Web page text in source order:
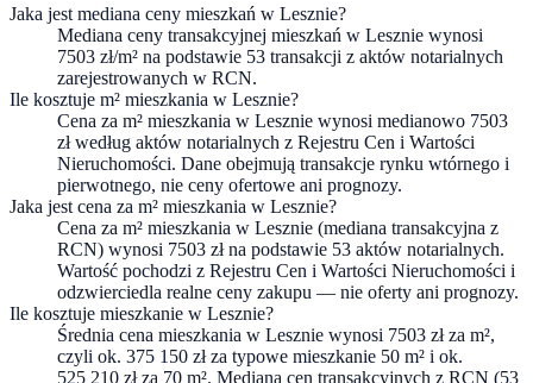
Jaka jest mediana ceny mieszkań w Lesznie?
Mediana ceny transakcyjnej mieszkań w Lesznie wynosi
7503 zł/m² na podstawie 53 transakcji z aktów notarialnych
zarejestrowanych w RCN.
Ile kosztuje m² mieszkania w Lesznie?
Cena za m² mieszkania w Lesznie wynosi medianowo 7503
zł według aktów notarialnych z Rejestru Cen i Wartości
Nieruchomości. Dane obejmują transakcje rynku wtórnego i
pierwotnego, nie ceny ofertowe ani prognozy.
Jaka jest cena za m² mieszkania w Lesznie?
Cena za m² mieszkania w Lesznie (mediana transakcyjna z
RCN) wynosi 7503 zł na podstawie 53 aktów notarialnych.
Wartość pochodzi z Rejestru Cen i Wartości Nieruchomości i
odzwierciedla realne ceny zakupu — nie oferty ani prognozy.
Ile kosztuje mieszkanie w Lesznie?
Średnia cena mieszkania w Lesznie wynosi 7503 zł za m²,
czyli ok. 375 150 zł za typowe mieszkanie 50 m² i ok.
525 210 zł za 70 m². Mediana cen transakcyjnych z RCN (53